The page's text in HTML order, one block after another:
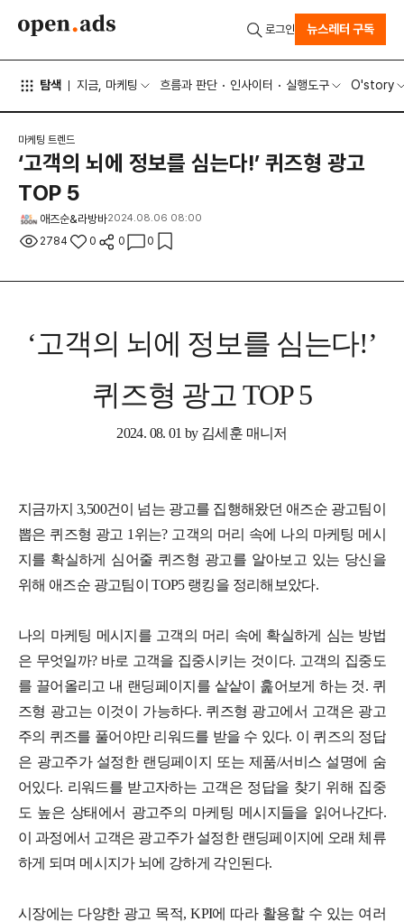
탐색 지금, 마케팅 흐름과 판단 인사이터 실행도구 O'story
로그인 뉴스레터 구독
마케팅 트렌드
‘고객의 뇌에 정보를 심는다!’ 퀴즈형 광고
TOP 5
애즈순&라방바2024.08.06 08:00
2784 0 0 0
‘고객의 뇌에 정보를 심는다!’
퀴즈형 광고 TOP 5
2024. 08. 01 by 김세훈 매니저
지금까지 3,500건이 넘는 광고를 집행해왔던 애즈순 광고팀이
뽑은 퀴즈형 광고 1위는? 고객의 머리 속에 나의 마케팅 메시
지를 확실하게 심어줄 퀴즈형 광고를 알아보고 있는 당신을
위해 애즈순 광고팀이 TOP5 랭킹을 정리해보았다.
나의 마케팅 메시지를 고객의 머리 속에 확실하게 심는 방법
은 무엇일까? 바로 고객을 집중시키는 것이다. 고객의 집중도
를 끌어올리고 내 랜딩페이지를 샅샅이 훑어보게 하는 것. 퀴
즈형 광고는 이것이 가능하다. 퀴즈형 광고에서 고객은 광고
주의 퀴즈를 풀어야만 리워드를 받을 수 있다. 이 퀴즈의 정답
은 광고주가 설정한 랜딩페이지 또는 제품/서비스 설명에 숨
어있다. 리워드를 받고자하는 고객은 정답을 찾기 위해 집중
도 높은 상태에서 광고주의 마케팅 메시지들을 읽어나간다.
이 과정에서 고객은 광고주가 설정한 랜딩페이지에 오래 체류
하게 되며 메시지가 뇌에 강하게 각인된다.
시장에는 다양한 광고 목적, KPI에 따라 활용할 수 있는 여러